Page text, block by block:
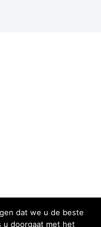
dat we u de beste
u doorgaat met het